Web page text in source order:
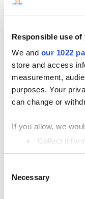
Responsible use of
We and our 1022
store and access
measurement,
purposes. Your
can change or
If you allow, we
Collect
Identify your
Selection
Necessary
ตั้งค่า
ผลิตภัณฑ์
Loyverse POS
Dashboard
Kitchen Display
ระบบจอแสดงผลฝั่งลูก
การจัดการพนักงาน